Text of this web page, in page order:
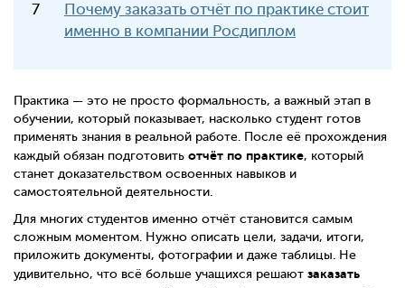
Почему заказать отчёт по практике стоит
именно в компании Росдиплом
Практика — это не просто формальность, а важный этап в
обучении, который показывает, насколько студент готов
применять знания в реальной работе. После её прохождения
каждый обязан подготовить отчёт по практике, который
станет доказательством освоенных навыков и
самостоятельной деятельности.
Для многих студентов именно отчёт становится самым
сложным моментом. Нужно описать цели, задачи, итоги,
приложить документы, фотографии и даже таблицы. Не
удивительно, что всё больше учащихся решают заказать